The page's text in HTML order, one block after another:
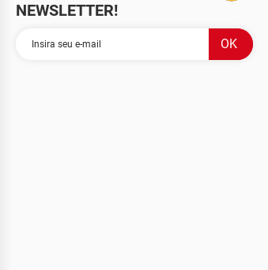
NEWSLETTER!